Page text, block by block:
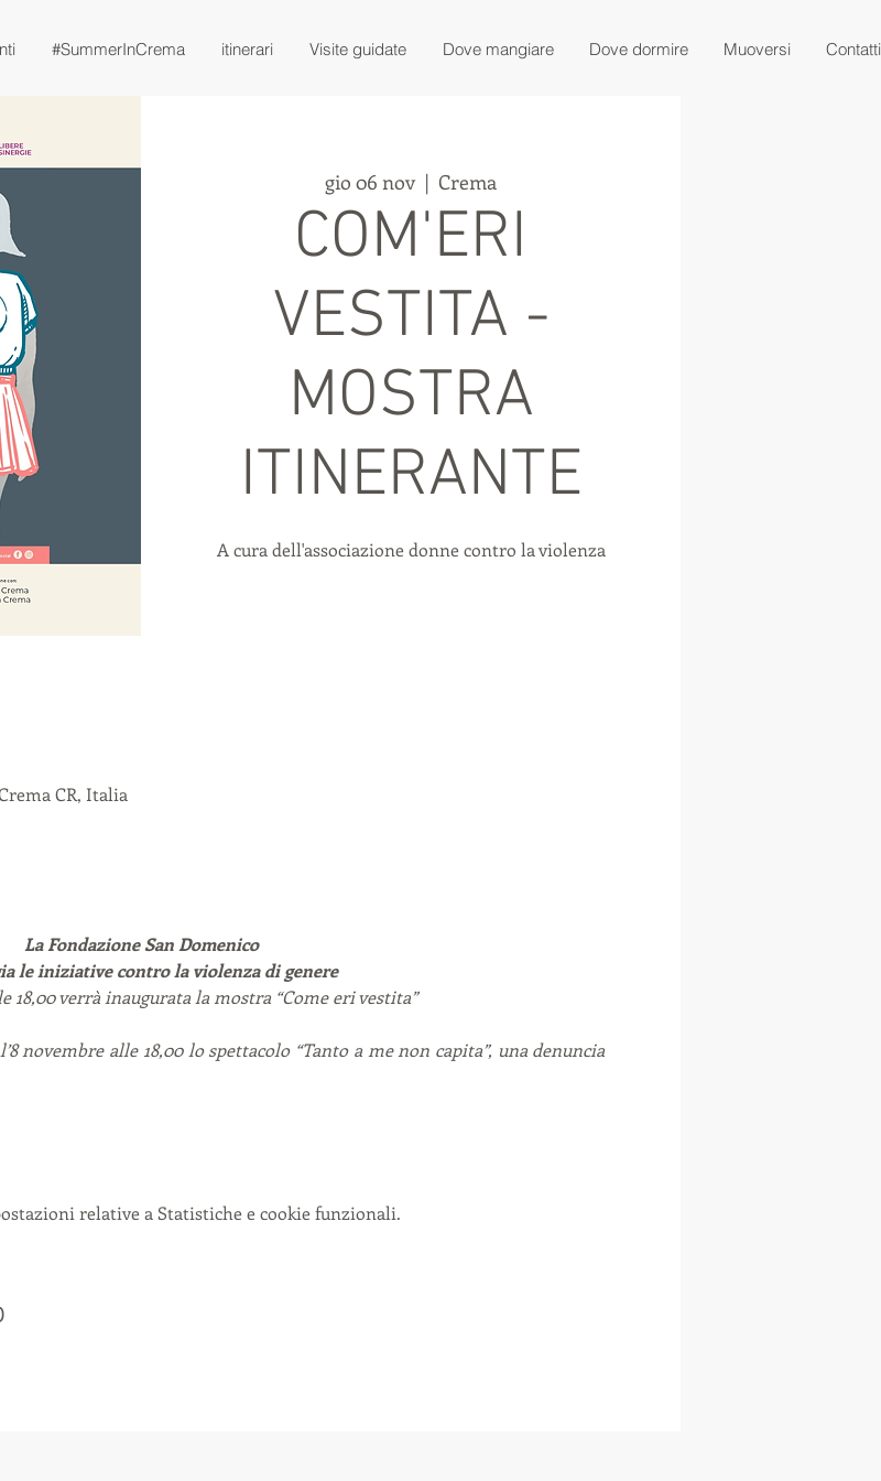
#SummerInCrema itinerari Visite guidate Dove mangiare Dove dormire Muoversi Contatti
gio 06 nov
  |
Crema
COM'ERI
VESTITA -
MOSTRA
ITINERANTE
A cura dell'associazione donne contro la violenza
CR, Italia
La Fondazione San Domenico
le iniziative contro la violenza di genere
18,00 verrà inaugurata la mostra “Come eri vestita”
novembre alle 18,00 lo spettacolo “Tanto a me non capita”, una denuncia
relative a Statistiche e cookie funzionali.